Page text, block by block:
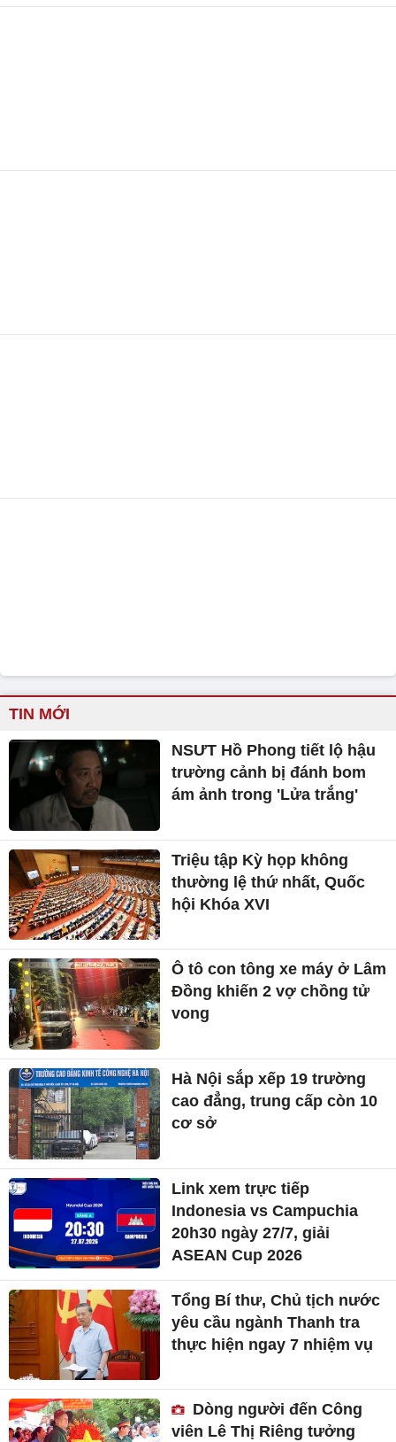
TIN MỚI
NSƯT Hồ Phong tiết lộ hậu
trường cảnh bị đánh bom
ám ảnh trong 'Lửa trắng'
Triệu tập Kỳ họp không
thường lệ thứ nhất, Quốc
hội Khóa XVI
Ô tô con tông xe máy ở Lâm
Đồng khiến 2 vợ chồng tử
vong
Hà Nội sắp xếp 19 trường
cao đẳng, trung cấp còn 10
cơ sở
Link xem trực tiếp
Indonesia vs Campuchia
20h30 ngày 27/7, giải
ASEAN Cup 2026
Tổng Bí thư, Chủ tịch nước
yêu cầu ngành Thanh tra
thực hiện ngay 7 nhiệm vụ
Dòng người đến Công
viên Lê Thị Riêng tưởng